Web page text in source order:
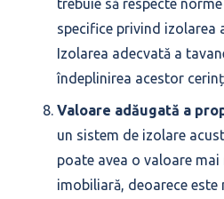
specifice privind izolarea
Izolarea adecvată a
îndeplinirea acestor
Valoare adăugată a
un sistem de izolare
poate avea o valoare mai
imobiliară, deoarece